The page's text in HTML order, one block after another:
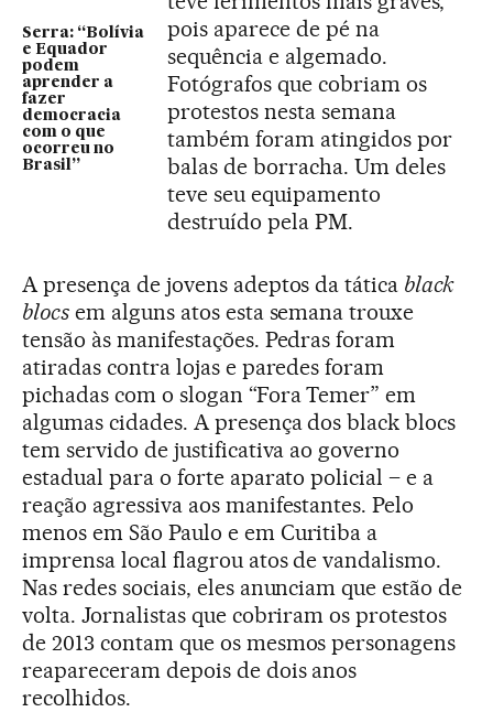
Serra: “Bolívia
e Equador
podem
aprender a
fazer
democracia
com o que
ocorreu no
Brasil”
pois aparece de pé na
sequência e algemado.
Fotógrafos que cobriam os
protestos nesta semana
também foram atingidos por
balas de borracha. Um deles
teve seu equipamento
destruído pela PM.
A presença de jovens adeptos da tática black
blocsem alguns atos esta semana trouxe
tensão às manifestações. Pedras foram
atiradas contra lojas e paredes foram
pichadas com o slogan “Fora Temer” em
algumas cidades. A presença dos black blocs
tem servido de justificativa ao governo
estadual para o forte aparato policial – e a
reação agressiva aos manifestantes. Pelo
menos em São Paulo e em Curitiba a
imprensa local flagrou atos de vandalismo.
Nas redes sociais, eles anunciam que estão de
volta. Jornalistas que cobriram os protestos
de 2013 contam que os mesmos personagens
reapareceram depois de dois anos
recolhidos.